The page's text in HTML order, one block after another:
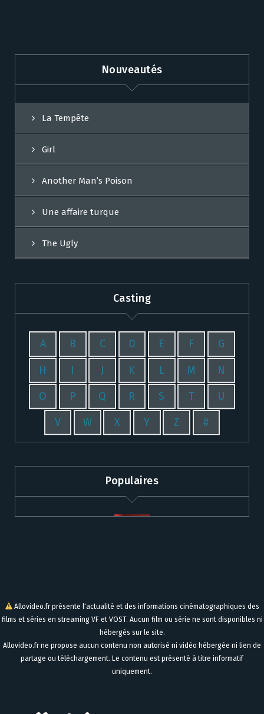
Nouveautés
La Tempête
Girl
Another Man’s Poison
Une affaire turque
The Ugly
Casting
A B C D E F G
H I J K L M N
O P Q R S T U
V W X Y Z #
Populaires
Allovideo.fr présente l'actualité et des informations cinématographiques des
films et séries en streaming VF et VOST. Aucun film ou série ne sont disponibles ni
hébergés sur le site.
Allovideo.fr ne propose aucun contenu non autorisé ni vidéo hébergée ni lien de
partage ou téléchargement. Le contenu est présenté à titre informatif
uniquement.